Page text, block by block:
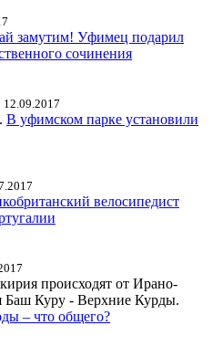
замутим! Уфимец подарил
сочинения
12.09.2017
В уфимском парке установили
велосипедист
происходят от Ирано-
Баш Куру - Верхние Курды.
– что общего?